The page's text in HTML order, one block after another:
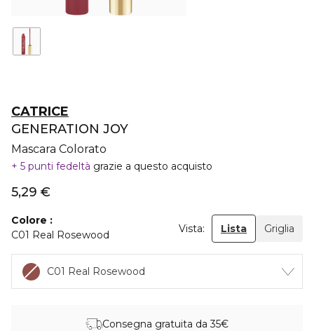
CATRICE
GENERATION JOY
Mascara Colorato
5 punti fedeltà grazie a questo acquisto
5,29 €
Colore
C01 Real Rosewood
Vista: Lista Griglia
C01 Real Rosewood
Consegna gratuita da 35€